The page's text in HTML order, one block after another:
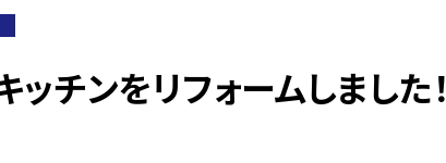
ッチンをリフォームしました！